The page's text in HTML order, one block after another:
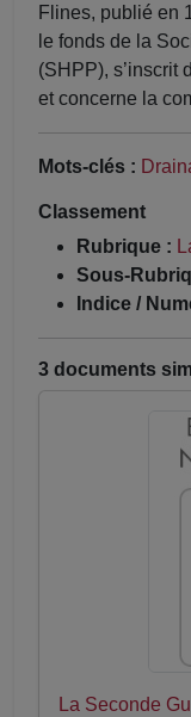
Flines, publié en
le fonds de la
(SHPP), s’inscrit
et concerne la
Mots-clés :
Classement
Rubrique :
Sous-
Indice /
3 documents
La Seconde